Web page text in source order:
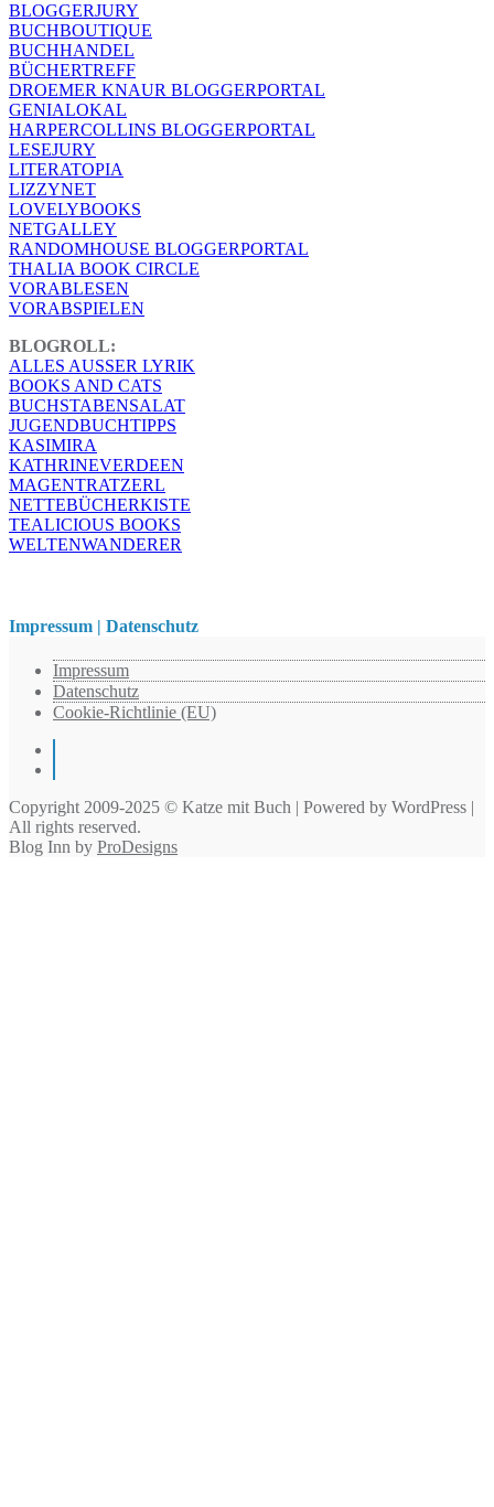
BLOGGERJURY
BUCHBOUTIQUE
BUCHHANDEL
BÜCHERTREFF
DROEMER KNAUR BLOGGERPORTAL
GENIALOKAL
HARPERCOLLINS BLOGGERPORTAL
LESEJURY
LITERATOPIA
LIZZYNET
LOVELYBOOKS
NETGALLEY
RANDOMHOUSE BLOGGERPORTAL
THALIA BOOK CIRCLE
VORABLESEN
VORABSPIELEN
BLOGROLL:
ALLES AUSSER LYRIK
BOOKS AND CATS
BUCHSTABENSALAT
JUGENDBUCHTIPPS
KASIMIRA
KATHRINEVERDEEN
MAGENTRATZERL
NETTEBÜCHERKISTE
TEALICIOUS BOOKS
WELTENWANDERER
Impressum | Datenschutz
Impressum
Datenschutz
Cookie-Richtlinie (EU)
Copyright 2009-2025 © Katze mit Buch | Powered by WordPress |
All rights reserved.
Blog Inn by ProDesigns